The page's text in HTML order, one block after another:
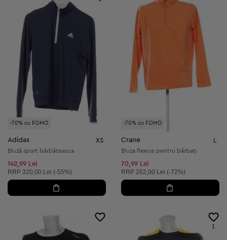
-70% cu FOMO
Adidas XS
Bluză sport bărbăteasca
142,99 Lei
Preț recomandat:
RRP 320,00 Lei (-55%)
-70% cu FOMO
Crane L
Bluza fleece pentru bărbați
70,99 Lei
Preț recomandat:
RRP 262,00 Lei (-72%)
1